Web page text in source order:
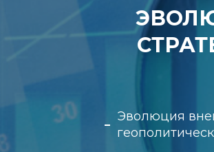
Эволюция